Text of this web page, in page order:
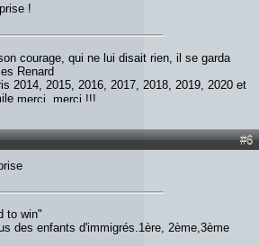
!
courage, qui ne lui disait rien, il se garda
Renard
2014, 2015, 2016, 2017, 2018, 2019, 2020 et
merci, merci !!!
#6
to win"
des enfants d'immigrés.1ère, 2ème,3ème